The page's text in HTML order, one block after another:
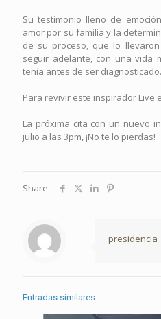
Su testimonio lleno de
amor por su familia y la
de su proceso, que lo
seguir adelante, con una vida
tenía antes de ser diagnosticado.
Para revivir este inspirador Live
La próxima cita con un nuevo
julio a las 3pm, ¡No te lo pierdas!
Share
presidencia
Entradas similares